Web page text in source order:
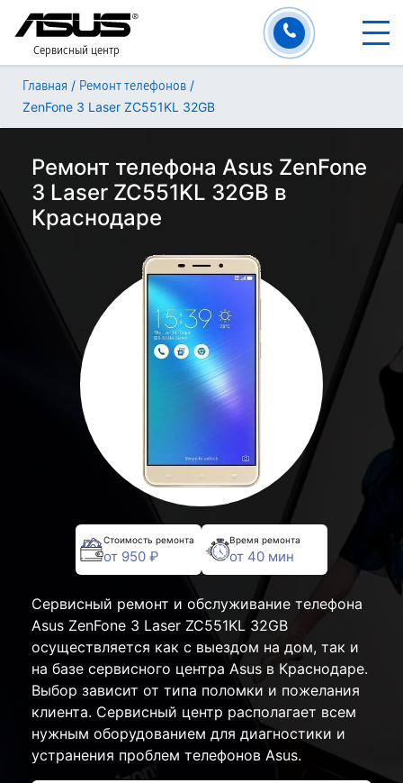
Сервисный центр
Главная / Ремонт телефонов /
ZenFone 3 Laser ZC551KL 32GB
Ремонт телефона Asus ZenFone
3 Laser ZC551KL 32GB в
Краснодаре
Стоимость ремонта
от 950 ₽
Время ремонта
от 40 мин
Сервисный ремонт и обслуживание телефона
Asus ZenFone 3 Laser ZC551KL 32GB
осуществляется как с выездом на дом, так и
на базе сервисного центра Asus в Краснодаре.
Выбор зависит от типа поломки и пожелания
клиента. Сервисный центр располагает всем
нужным оборудованием для диагностики и
устранения проблем телефонов Asus.